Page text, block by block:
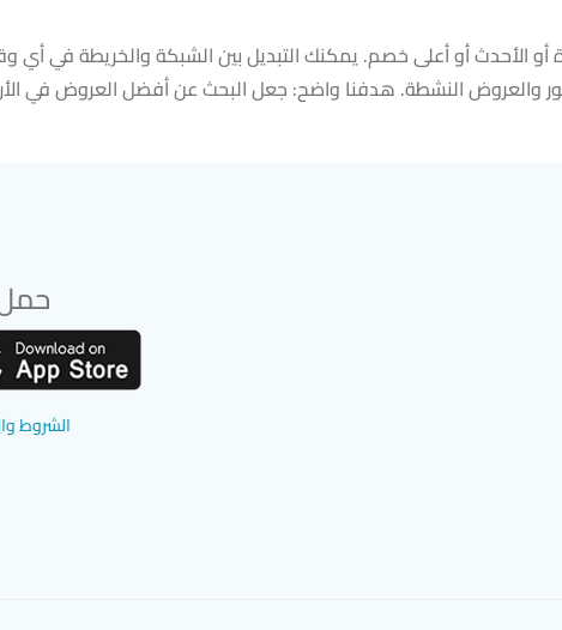
أو الأحدث أو أعلى خصم. يمكنك التبديل بين الشبكة والخريطة في أي
النشطة. هدفنا واضح: جعل البحث عن أفضل العروض في
الشروط